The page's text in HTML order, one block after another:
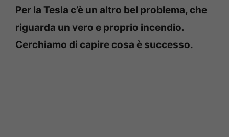
Per la Tesla c’è un altro bel problema, che
riguarda un vero e proprio incendio.
Cerchiamo di capire cosa è successo.